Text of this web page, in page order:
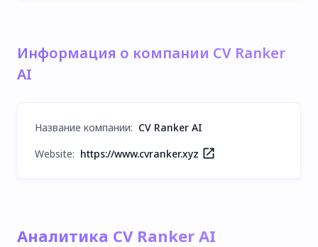
Информация о компании CV Ranker
AI
Название компании: CV Ranker AI
Website: https://www.cvranker.xyz
Аналитика CV Ranker AI